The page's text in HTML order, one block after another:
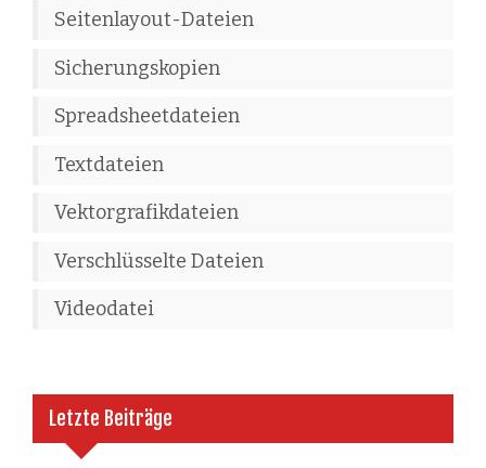
Seitenlayout-Dateien
Sicherungskopien
Spreadsheetdateien
Textdateien
Vektorgrafikdateien
Verschlüsselte Dateien
Videodatei
Letzte Beiträge